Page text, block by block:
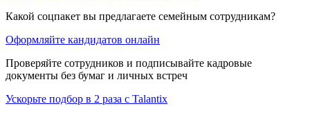
Какой соцпакет вы предлагаете семейным сотрудникам?
Оформляйте кандидатов онлайн
Проверяйте сотрудников и подписывайте кадровые
документы без бумаг и личных встреч
Ускорьте подбор в 2 раза с Talantix